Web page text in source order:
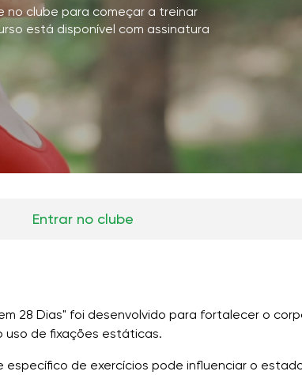
Música chuva de verão
silêncio da montanha
a voz do vento
floresta da primavera
no clube para começar a treinar
está disponível com assinatura
Entrar no clube
28 Dias" foi desenvolvido para fortalecer o
de fixações estáticas.
específico de exercícios pode influenciar o